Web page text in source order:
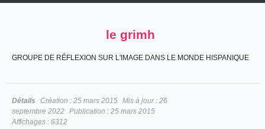
le grimh
GROUPE DE RÉFLEXION SUR L'IMAGE DANS LE MONDE HISPANIQUE
Détails Création : 25 mars 2015 Mis à jour : 26
septembre 2022 Publication : 25 mars 2015
Affichages : 6312